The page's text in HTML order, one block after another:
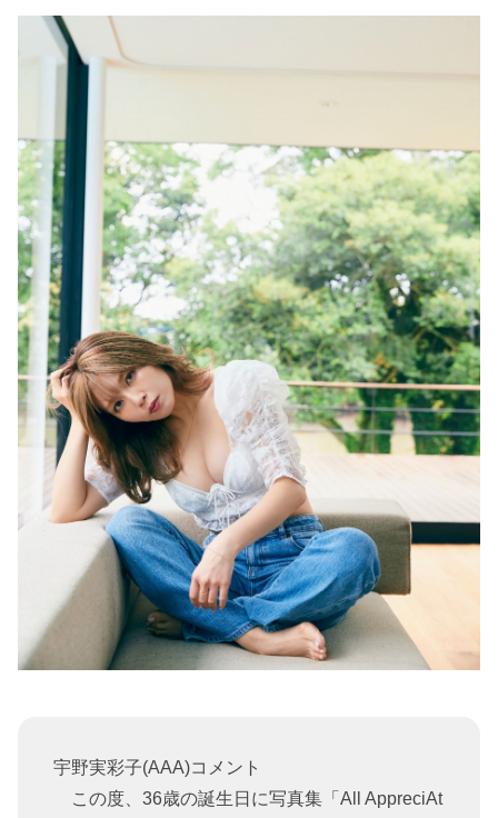
宇野実彩子(AAA)コメント
この度、36歳の誕生日に写真集「All AppreciAt